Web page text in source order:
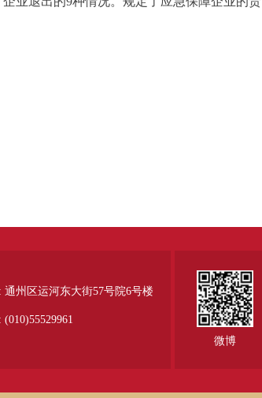
微博
通州区运河东大街57号院6号楼